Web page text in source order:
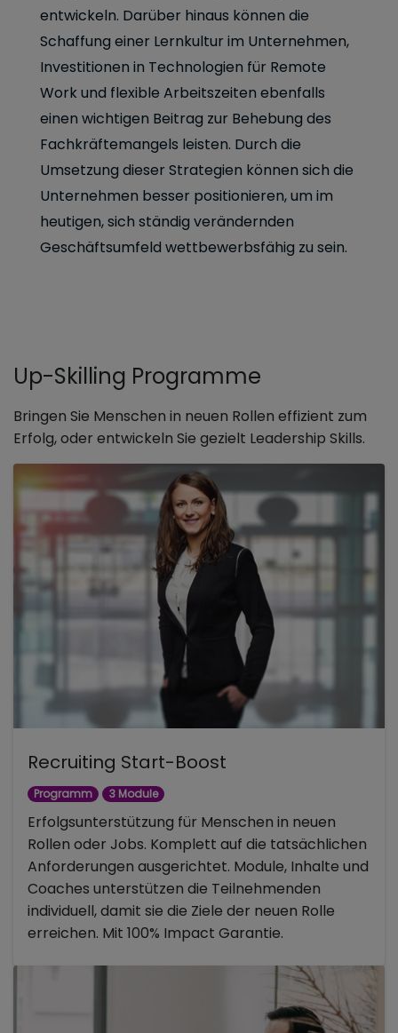
entwickeln. Darüber hinaus können die
Schaffung einer Lernkultur im Unternehmen,
Investitionen in Technologien für Remote
Work und flexible Arbeitszeiten ebenfalls
einen wichtigen Beitrag zur Behebung des
Fachkräftemangels leisten. Durch die
Umsetzung dieser Strategien können sich die
Unternehmen besser positionieren, um im
heutigen, sich ständig verändernden
Geschäftsumfeld wettbewerbsfähig zu sein.
Up-Skilling Programme
Bringen Sie Menschen in neuen Rollen effizient zum
Erfolg, oder entwickeln Sie gezielt Leadership Skills.
Recruiting Start-Boost
Programm 3 Module
Erfolgsunterstützung für Menschen in neuen
Rollen oder Jobs. Komplett auf die tatsächlichen
Anforderungen ausgerichtet. Module, Inhalte und
Coaches unterstützen die Teilnehmenden
individuell, damit sie die Ziele der neuen Rolle
erreichen. Mit 100% Impact Garantie.